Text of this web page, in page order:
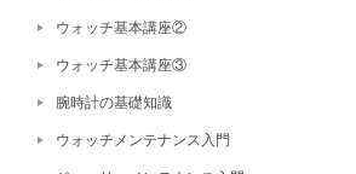
ウォッチ基本講座②
ウォッチ基本講座③
腕時計の基礎知識
ウォッチメンテナンス入門